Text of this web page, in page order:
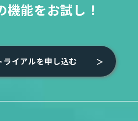
機能をお試し！
ライアルを申し込む